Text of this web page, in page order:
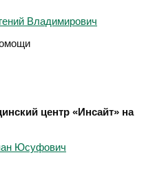
Владимирович
центр «Инсайт» на
Юсуфович